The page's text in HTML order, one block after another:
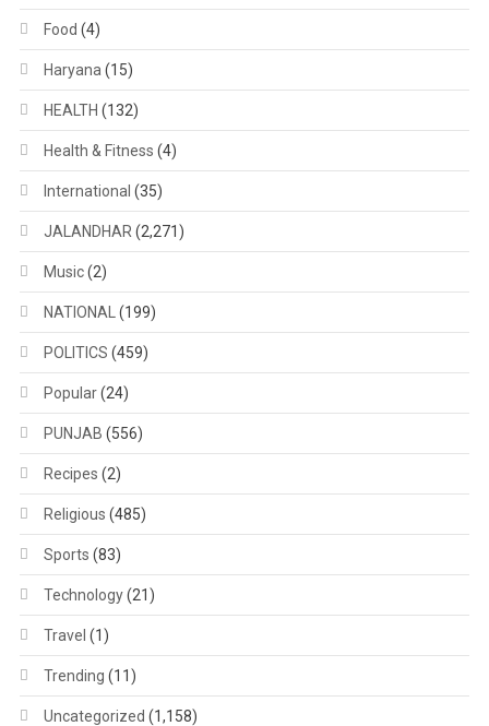
Food (4)
Haryana (15)
HEALTH (132)
Health & Fitness (4)
International (35)
JALANDHAR (2,271)
Music(2)
NATIONAL (199)
POLITICS (459)
Popular(24)
PUNJAB (556)
Recipes (2)
Religious (485)
Sports (83)
Technology(21)
Travel (1)
Trending (11)
Uncategorized (1,158)